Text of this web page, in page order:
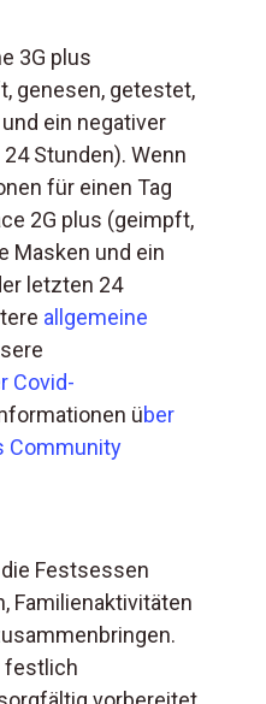
3G plus
genesen, getestet,
ein negativer
Stunden). Wenn
für einen Tag
2G plus (geimpft,
Masken und ein
letzten 24
allgemeine
Covid-
über
Community
Festsessen
Familienaktivitäten
festlich